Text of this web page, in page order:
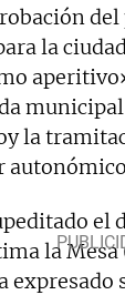
del
la
la
el
la
expresado